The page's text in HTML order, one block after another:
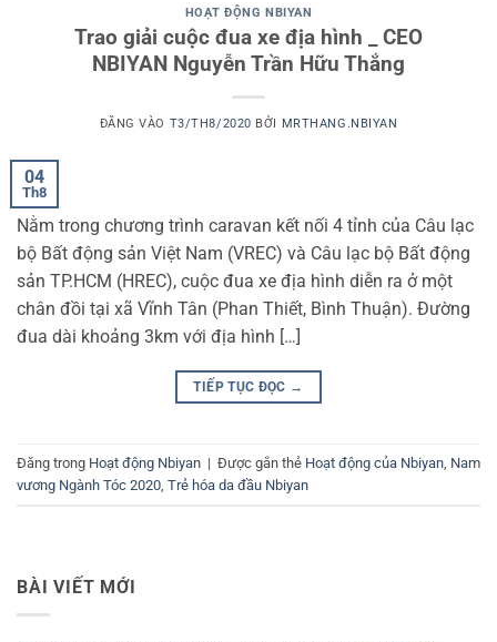
HOẠT ĐỘNG NBIYAN
Trao giải cuộc đua xe địa hình _ CEO
NBIYAN Nguyễn Trần Hữu Thắng
ĐĂNG VÀO T3/TH8/2020 BỞI MRTHANG.NBIYAN
04
Th8
Nằm trong chương trình caravan kết nối 4 tỉnh của Câu lạc
bộ Bất động sản Việt Nam (VREC) và Câu lạc bộ Bất động
sản TP.HCM (HREC), cuộc đua xe địa hình diễn ra ở một
chân đồi tại xã Vĩnh Tân (Phan Thiết, Bình Thuận). Đường
đua dài khoảng 3km với địa hình […]
TIẾP TỤC ĐỌC →
Đăng trong Hoạt động Nbiyan | Được gắn thẻ Hoạt động của Nbiyan Nam
vương Ngành Tóc 2020 Trẻ hóa da đầu Nbiyan
BÀI VIẾT MỚI